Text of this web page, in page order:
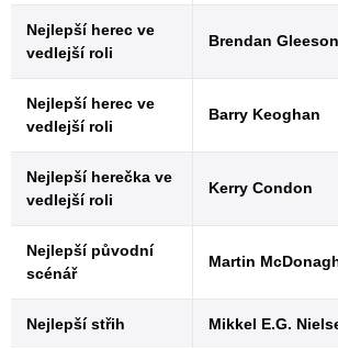
Nejlepší herec ve
vedlejší roli
Brendan Gleeson
Nejlepší herec ve
vedlejší roli
Barry Keoghan
Nejlepší herečka ve
vedlejší roli
Kerry Condon
Nejlepší původní
scénář
Martin
Nejlepší střih Mikkel E.G.